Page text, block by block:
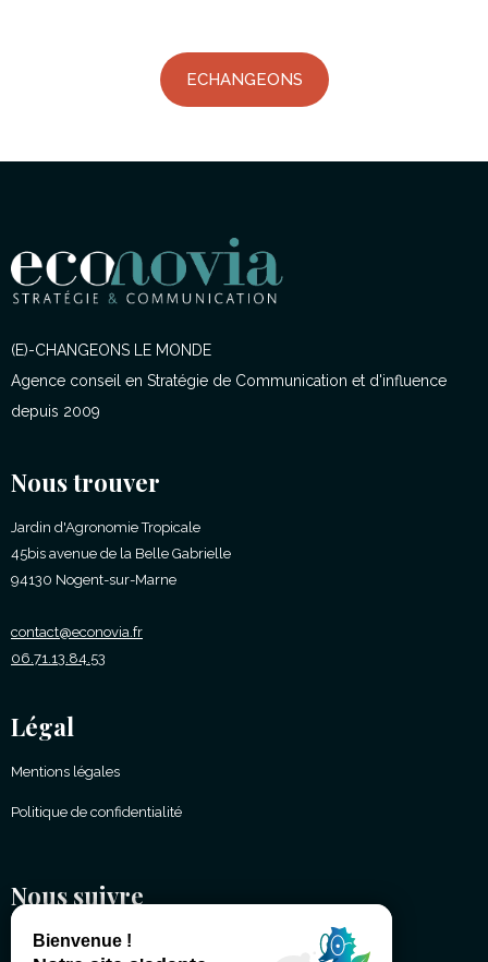
ECHANGEONS
(E)-CHANGEONS LE MONDE
Agence conseil en Stratégie de Communication et d'influence
depuis 2009
Nous trouver
Jardin d'Agronomie Tropicale
45bis avenue de la Belle Gabrielle
94130 Nogent-sur-Marne
contact@econovia.fr
06.71.13.84.53
Légal
Mentions légales
Politique de confidentialité
Nous suivre